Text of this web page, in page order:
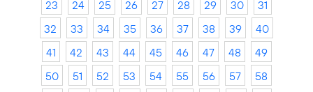
23
24 25 26 27 28 29 30
31
32
33 34 35 36 37 38 39
40
41
42 43 44 45 46 47 48
49
50
51 52 53 54 55 56 57
58